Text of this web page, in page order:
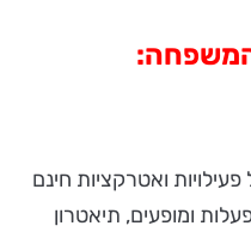
המשפחה:
ואטרקציות חינם
ומופעים, תיאטרון